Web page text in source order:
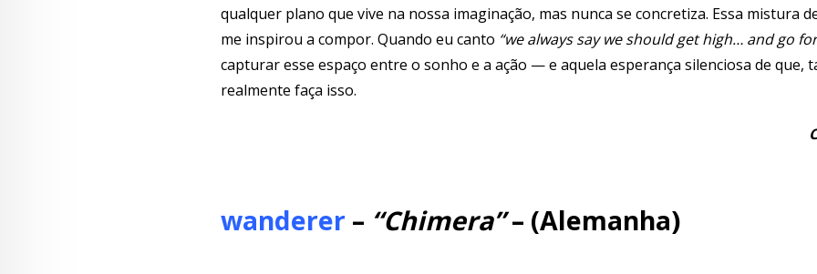
qualquer plano que vive na nossa imaginação, mas nunca se concretiza. Essa mistura
me inspirou a compor. Quando eu canto “we always say we should get high… and go
capturar esse espaço entre o sonho e a ação — e aquela esperança silenciosa de que,
realmente faça isso.
wanderer – “Chimera”– (Alemanha)